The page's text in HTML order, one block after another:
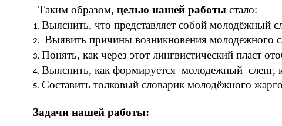
Таким образом, целью нашей работыстало:
Выяснить, что представляет собой молодёжный
Выявить причины возникновения молодежного
Понять, как через этот лингвистический пласт
Выяснить, как формируется молодежный сленг,
Составить толковый словарик молодёжного
Задачи нашей работы: